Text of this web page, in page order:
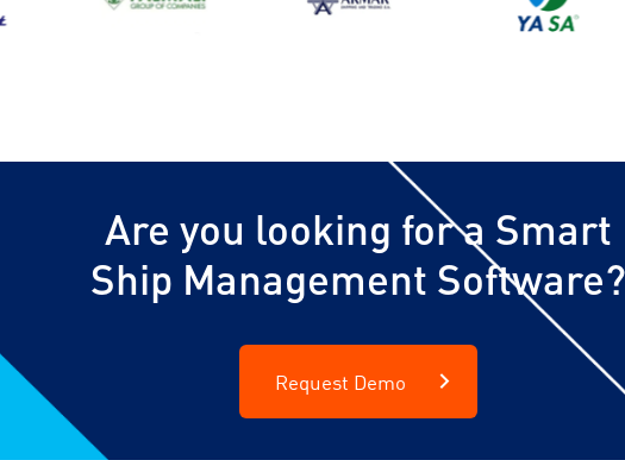
Are you looking for a Smart
Ship Management Software?
Request Demo